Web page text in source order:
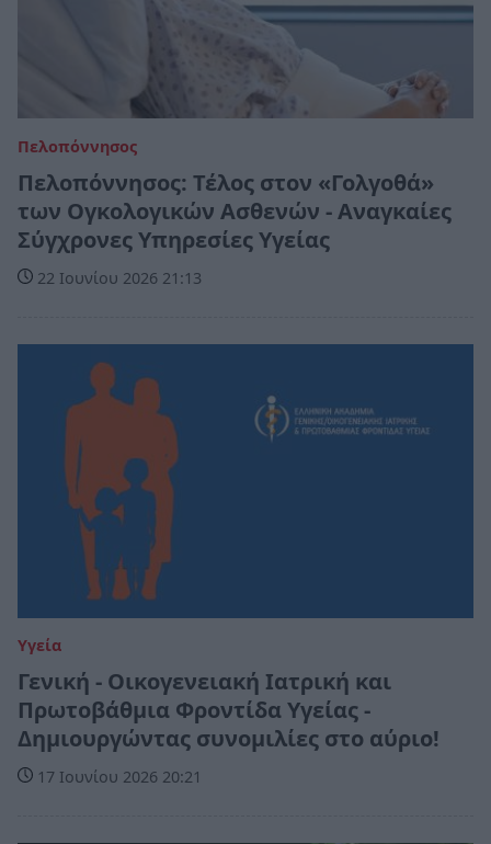
Πελοπόννησος
Πελοπόννησος: Τέλος στον «Γολγοθά»
των Ογκολογικών Ασθενών - Αναγκαίες
Σύγχρονες Υπηρεσίες Υγείας
22 Ιουνίου 2026 21:13
Υγεία
Γενική - Οικογενειακή Ιατρική και
Πρωτοβάθμια Φροντίδα Υγείας -
Δημιουργώντας συνομιλίες στο αύριο!
17 Ιουνίου 2026 20:21